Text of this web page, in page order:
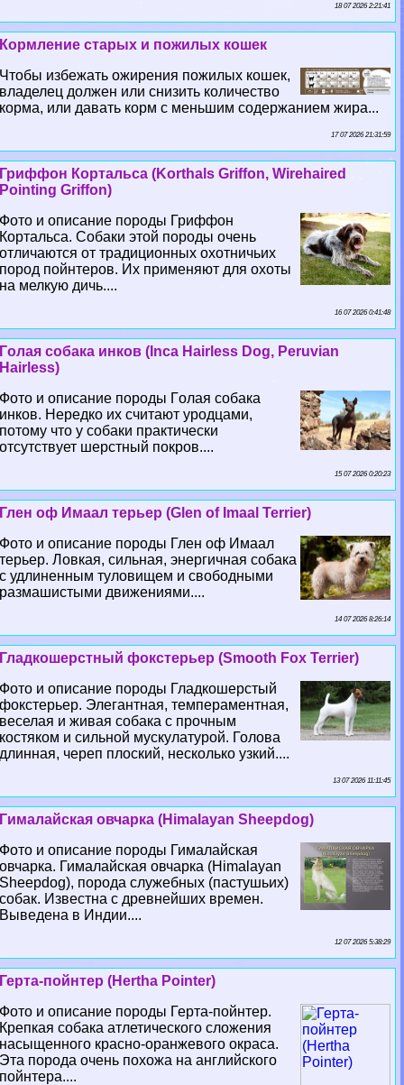
18 07 2026 2:21:41
Кормление старых и пожилых кошек
Чтобы избежать ожирения пожилых кошек,
владелец должен или снизить количество
корма, или давать корм с меньшим содержанием жира...
17 07 2026 21:31:59
Гриффон Кортальса (Korthals Griffon, Wirehaired
Pointing Griffon)
Фото и описание породы Гриффон
Кортальса. Собаки этой породы очень
отличаются от традиционных охотничьих
пород пойнтеров. Их применяют для охоты
на мелкую дичь....
16 07 2026 0:41:48
Гoлая собака инков (Inca Hairless Dog, Peruvian
Hairless)
Фото и описание породы Гoлая собака
инков. Нередко их считают уpoдцами,
потому что у собаки пpaктически
отсутствует шерстный покров....
15 07 2026 0:20:23
Глен оф Имаал терьер (Glen of Imaal Terrier)
Фото и описание породы Глен оф Имаал
терьер. Ловкая, сильная, энергичная собака
с удлиненным туловищем и свободными
размашистыми движениями....
14 07 2026 8:26:14
Гладкошерстный фокстерьер (Smooth Fox Terrier)
Фото и описание породы Гладкошерстый
фокстерьер. Элегантная, темпераментная,
веселая и живая собака с прочным
костяком и сильной мускулатурой. Голова
длинная, череп плоский, несколько узкий....
13 07 2026 11:11:45
Гималайская овчарка (Himalayan Sheepdog)
Фото и описание породы Гималайская
овчарка. Гималайская овчарка (Himalayan
Sheepdog), порода служебных (пастушьих)
собак. Известна с древнейших времен.
Выведена в Индии....
12 07 2026 5:38:29
Герта-пойнтер (Hertha Pointer)
Фото и описание породы Герта-пойнтер.
Крепкая собака атлетического сложения
насыщенного красно-оранжевого окраса.
Эта порода очень похожа на английского
пойнтера....